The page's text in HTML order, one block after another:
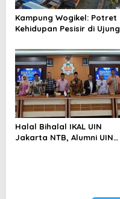
Kampung Wogikel: Potret
Kehidupan Pesisir di Ujung
Bertahan di Tengah
Keterbatasan
Halal Bihalal IKAL UIN
Jakarta NTB, Alumni UIN